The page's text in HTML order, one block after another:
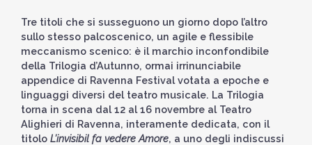
Tre titoli che si susseguono un giorno dopo l’altro
sullo stesso palcoscenico, un agile e flessibile
meccanismo scenico: è il marchio inconfondibile
della Trilogia d’Autunno, ormai irrinunciabile
appendice di Ravenna Festival votata a epoche e
linguaggi diversi del teatro musicale. La Trilogia
torna in scena dal 12 al 16 novembre al Teatro
Alighieri di Ravenna, interamente dedicata, con il
titolo L’invisibil fa vedere Amore, a uno degli indiscussi